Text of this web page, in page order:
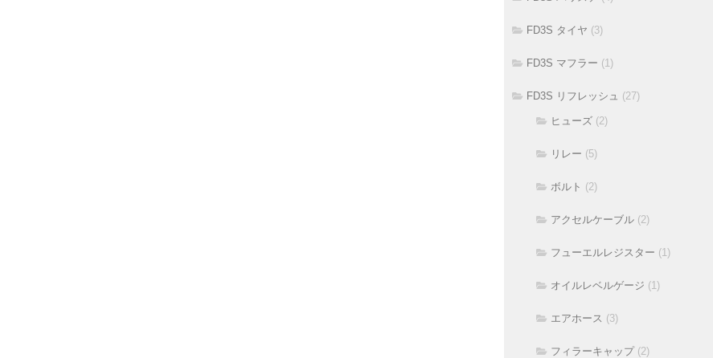
FD3S タイヤ (3)
FD3S マフラー (1)
FD3S リフレッシュ (27)
ヒューズ (2)
リレー (5)
ボルト (2)
アクセルケーブル (2)
フューエルレジスター (1)
オイルレベルゲージ (1)
エアホース (3)
フィラーキャップ(2)